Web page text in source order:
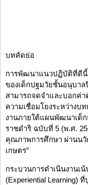
บทคัดย่อ
การพัฒนาแนวปฏิบัติที่ดี
ของเด็กปฐมวัยชั้นอนุบา
สามารถจดจำและบอกค่า
ความเชื่อมโยงระหว่างบ
งานภายใต้แผนพัฒนาเด็
ราชดำริ ฉบับที่ 5 (พ.ศ.
คุณภาพการศึกษา ผ่านนวั
เกษตร”
กระบวนการดำเนินงานเ
(Experiential Learning)